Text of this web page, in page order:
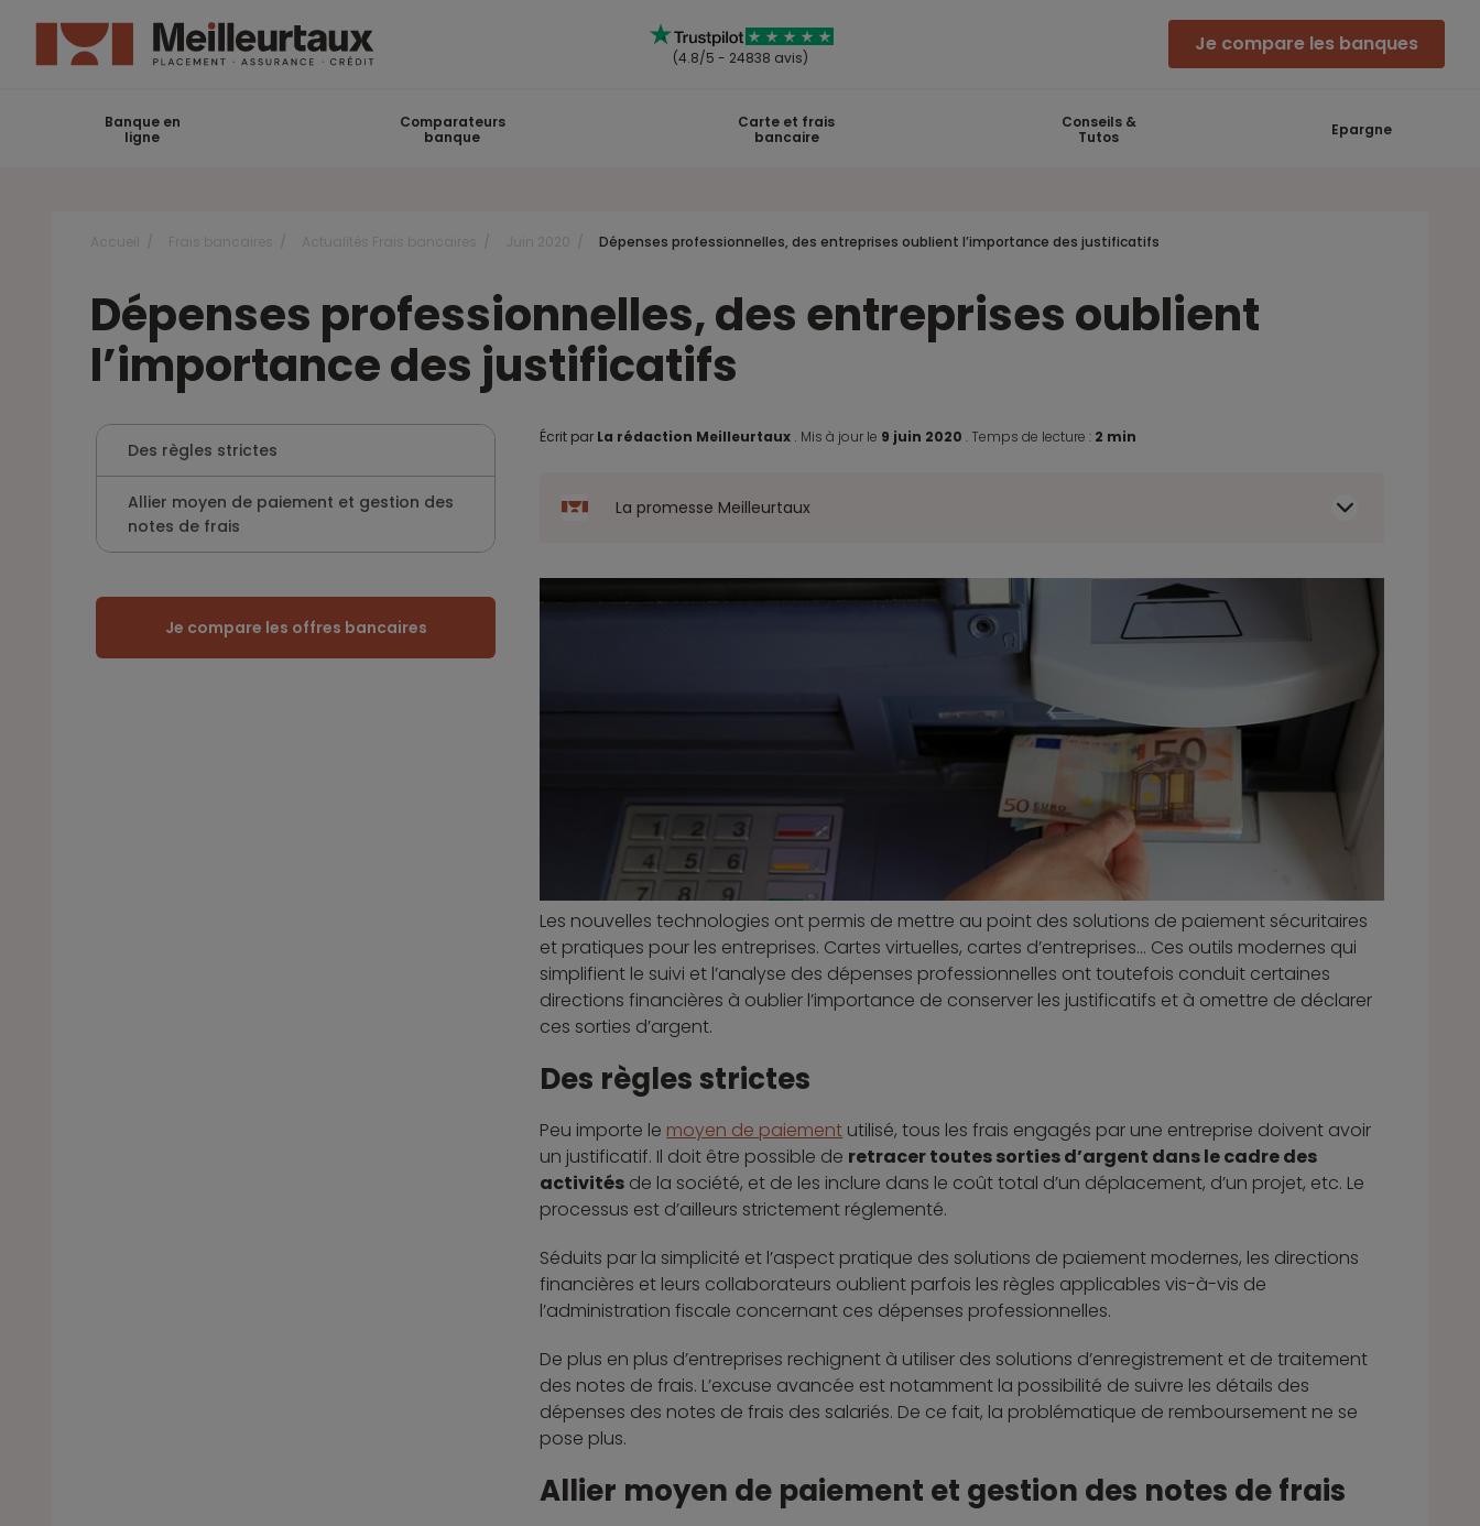
(4.8/5 - 24838 avis)
Je compare les banques
Banque en
ligne
Comparateurs
banque
Carte et frais
bancaire
Conseils &
Tutos
Epargne
Dépenses professionnelles, des entreprises oublient l’importance des justificatifs
Dépenses professionnelles, des entreprises oublient
l’importance des justificatifs
Des règles strictes
Allier moyen de paiement et gestion des
notes de frais
Je compare les offres bancaires
Écrit par La rédaction Meilleurtaux . Mis à jour le 9 juin 2020. Temps de lecture : 2 min
La promesse Meilleurtaux
Les nouvelles technologies ont permis de mettre au point des solutions de paiement sécuritaires
et pratiques pour les entreprises. Cartes virtuelles, cartes d’entreprises… Ces outils modernes qui
simplifient le suivi et l’analyse des dépenses professionnelles ont toutefois conduit certaines
directions financières à oublier l’importance de conserver les justificatifs et à omettre de déclarer
ces sorties d’argent.
Des règles strictes
Peu importe le moyen de paiement utilisé, tous les frais engagés par une entreprise doivent avoir
un justificatif. Il doit être possible de retracer toutes sorties d’argent dans le cadre des
activités de la société, et de les inclure dans le coût total d’un déplacement, d’un projet, etc. Le
processus est d’ailleurs strictement réglementé.
Séduits par la simplicité et l’aspect pratique des solutions de paiement modernes, les directions
financières et leurs collaborateurs oublient parfois les règles applicables vis-à-vis de
l’administration fiscale concernant ces dépenses professionnelles.
De plus en plus d’entreprises rechignent à utiliser des solutions d’enregistrement et de traitement
des notes de frais. L’excuse avancée est notamment la possibilité de suivre les détails des
dépenses des notes de frais des salariés. De ce fait, la problématique de remboursement ne se
pose plus.
Allier moyen de paiement et gestion des notes de frais